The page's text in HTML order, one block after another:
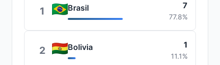
1 Brasil 7
77.8%
2 Bolivia 1
11.1%